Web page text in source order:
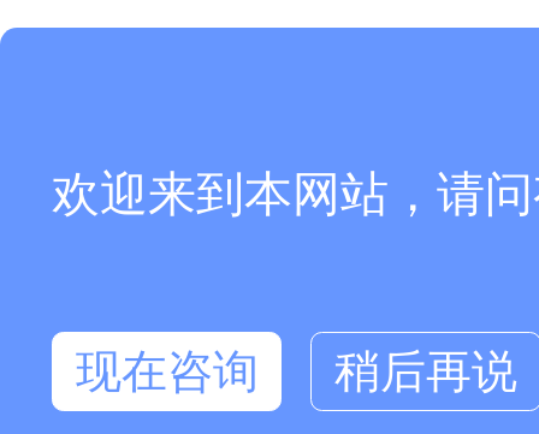
欢迎来到本网站，请
现在咨询 稍后再说